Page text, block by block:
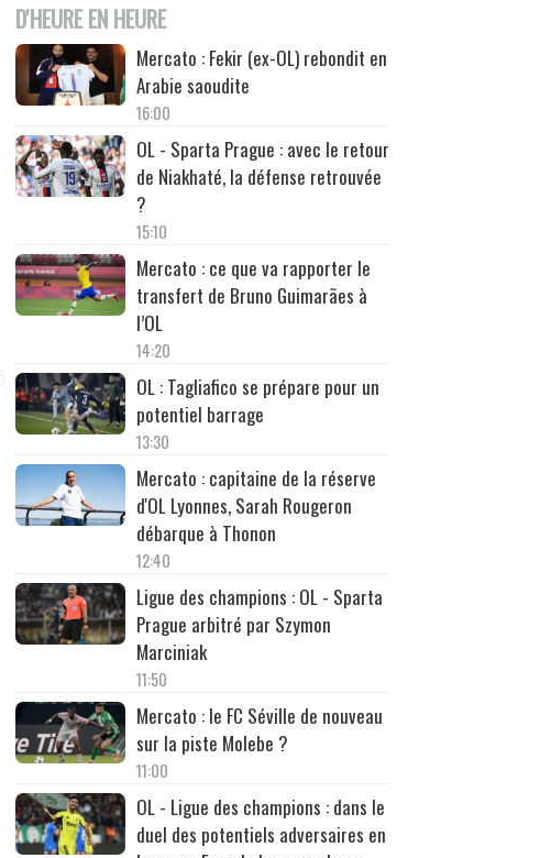
D'HEURE EN HEURE
Mercato : Fekir (ex-OL) rebondit en
Arabie saoudite
16:00
OL - Sparta Prague : avec le retour
de Niakhaté, la défense retrouvée
?
15:10
Mercato : ce que va rapporter le
transfert de Bruno Guimarães à
l’OL
14:20
OL : Tagliafico se prépare pour un
potentiel barrage
13:30
Mercato : capitaine de la réserve
d'OL Lyonnes, Sarah Rougeron
débarque à Thonon
12:40
Ligue des champions : OL - Sparta
Prague arbitré par Szymon
Marciniak
11:50
Mercato : le FC Séville de nouveau
sur la piste Molebe ?
11:00
OL - Ligue des champions : dans le
duel des potentiels adversaires en